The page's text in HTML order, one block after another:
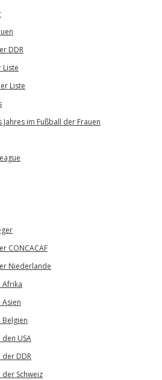
DDR
Liste
Liste
im Fußball der Frauen
CONCACAF
Niederlande
Afrika
Asien
Belgien
USA
der DDR
Schweiz